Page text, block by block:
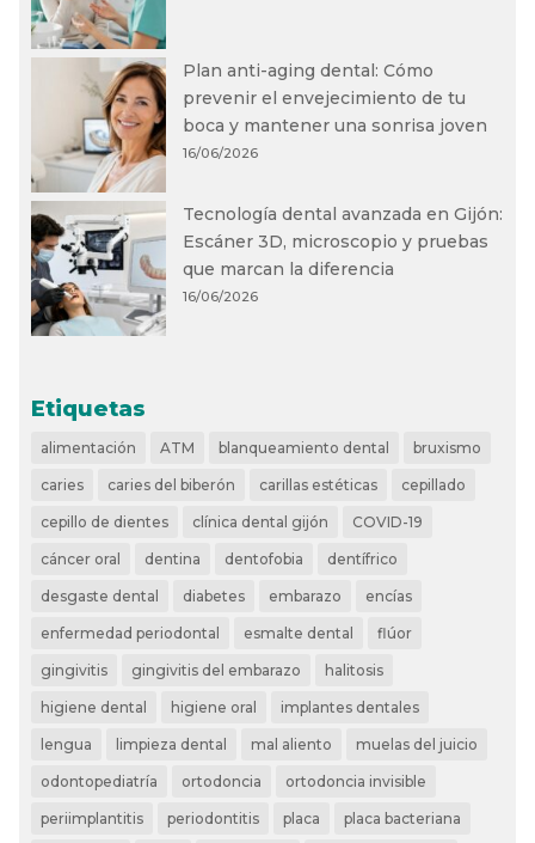
Plan anti-aging dental: Cómo
prevenir el envejecimiento de tu
boca y mantener una sonrisa joven
16/06/2026
Tecnología dental avanzada en Gijón:
Escáner 3D, microscopio y pruebas
que marcan la diferencia
16/06/2026
Etiquetas
alimentación ATM blanqueamiento dental bruxismo
caries caries del biberón carillas estéticas cepillado
cepillo de dientes clínica dental gijón COVID-19
cáncer oral dentina dentofobia dentífrico
desgaste dental diabetes embarazo encías
enfermedad periodontal esmalte dental flúor
gingivitis gingivitis del embarazo halitosis
higiene dental higiene oral implantes dentales
lengua limpieza dental mal aliento muelas del juicio
odontopediatría ortodoncia ortodoncia invisible
periimplantitis periodontitis placa placa bacteriana